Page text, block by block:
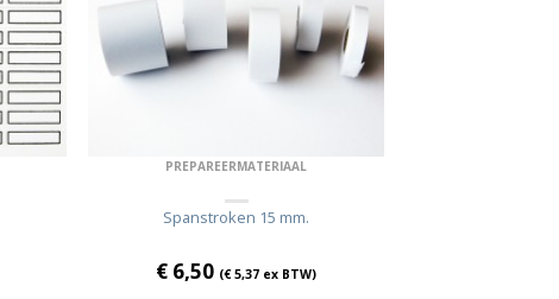
PREPAREERMATERIAAL
Spanstroken 15 mm.
€ 6,50 (€5,37 ex BTW)